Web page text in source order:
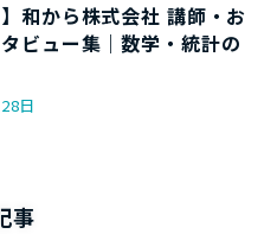
】和から株式会社 講師・お
ビュー集｜数学・統計の
日
事